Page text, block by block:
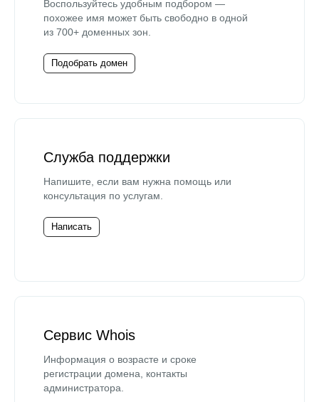
Воспользуйтесь удобным подбором —
похожее имя может быть свободно в одной
из 700+ доменных зон.
Подобрать домен
Служба поддержки
Напишите, если вам нужна помощь или
консультация по услугам.
Написать
Сервис Whois
Информация о возрасте и сроке
регистрации домена, контакты
администратора.